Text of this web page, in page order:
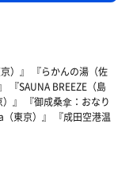
）』 『らかんの湯（佐
『SAUNA BREEZE（島
』 『御成桑拿：おなり
（東京）』 『成田空港温